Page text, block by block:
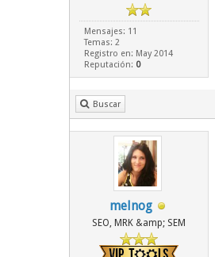
Mensajes: 11
Temas: 2
Registro en: May 2014
Reputación: 0
Buscar
melnog
SEO, MRK &amp; SEM